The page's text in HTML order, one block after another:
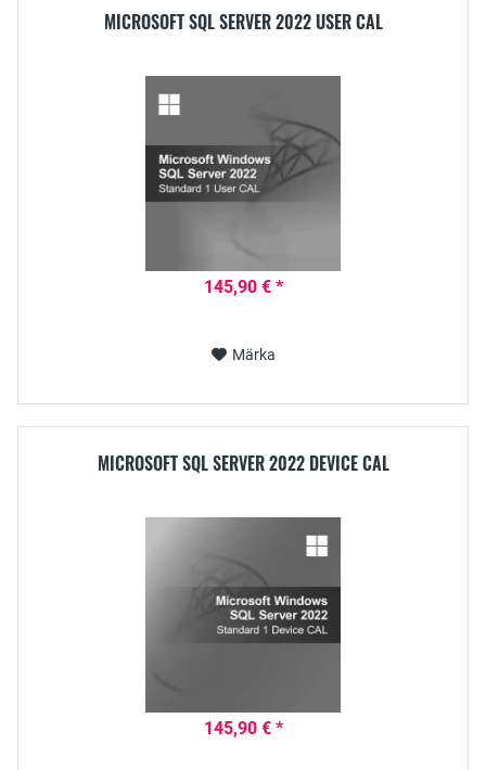
MICROSOFT SQL SERVER 2022 USER CAL
145,90 € *
Märka
MICROSOFT SQL SERVER 2022 DEVICE CAL
145,90 € *